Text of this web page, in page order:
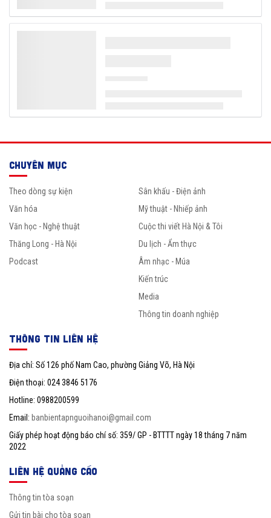
CHUYÊN MỤC
Theo dòng sự kiện
Văn hóa
Văn học - Nghệ thuật
Thăng Long - Hà Nội
Podcast
Sân khấu - Điện ảnh
Mỹ thuật - Nhiếp ảnh
Cuộc thi viết Hà Nội & Tôi
Du lịch - Ẩm thực
Âm nhạc - Múa
Kiến trúc
Media
Thông tin doanh nghiệp
THÔNG TIN LIÊN HỆ
Địa chỉ: Số 126 phố Nam Cao, phường Giảng Võ, Hà Nội
Điện thoại: 024 3846 5176
Hotline: 0988200599
Email: banbientapnguoihanoi@gmail.com
Giấy phép hoạt động báo chí số: 359/ GP - BTTTT ngày 18 tháng 7 năm
2022
LIÊN HỆ QUẢNG CÁO
Thông tin tòa soạn
Gửi tin bài cho tòa soạn